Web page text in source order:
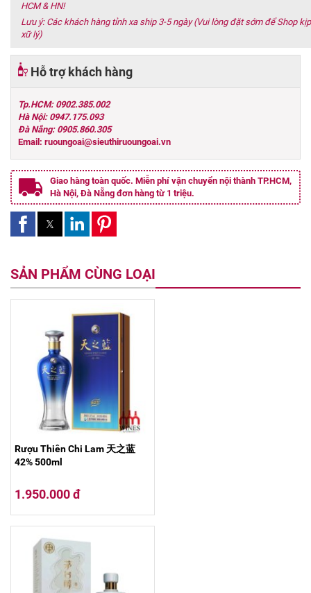
HCM & HN!
Lưu ý: Các khách hàng tỉnh xa ship 3-5 ngày (Vui lòng đặt sớm để Shop kịp
xữ lý)
Hỗ trợ khách hàng
Tp.HCM: 0902.385.002
Hà Nội: 0947.175.093
Đà Nẵng: 0905.860.305
Email: ruoungoai@sieuthiruoungoai.vn
Giao hàng toàn quốc. Miễn phí vận chuyển nội thành TP.HCM,
Hà Nội, Đà Nẵng đơn hàng từ 1 triệu.
SẢN PHẨM CÙNG LOẠI
Rượu Thiên Chi Lam 天之蓝
42% 500ml
1.950.000 đ